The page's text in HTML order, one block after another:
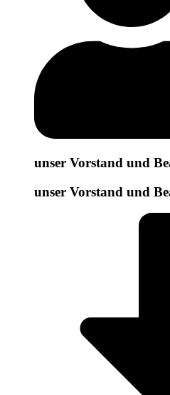
unser Vorstand und
unser Vorstand und